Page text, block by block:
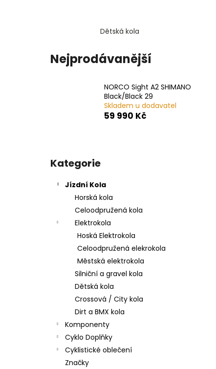
Dětská kola
Nejprodávanější
NORCO Sight A2 SHIMANO
Black/Black 29
Skladem u dodavatel
59 990 Kč
Přeskočit
kategorie
Kategorie
Jízdní Kola
Horská kola
Celoodpružená kola
Elektrokola
Hoská Elektrokola
Celoodpružená elekrokola
Městská elektrokola
Silniční a gravel kola
Dětská kola
Crossová / City kola
Dirt a BMX kola
Komponenty
Cyklo Doplňky
Cyklistické oblečení
Značky